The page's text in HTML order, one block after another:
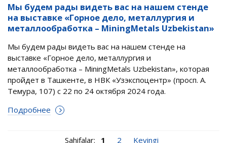
Мы будем рады видеть вас на нашем стенде
на выставке «Горное дело, металлургия и
металлообработка – MiningMetals Uzbekistan»
Мы будем рады видеть вас на нашем стенде на
выставке «Горное дело, металлургия и
металлообработка – MiningMetals Uzbekistan», которая
пройдет в Ташкенте, в НВК «Узэкспоцентр» (просп. А.
Темура, 107) с 22 по 24 октября 2024 года.
Подробнее
Sahifalar: 1 2 Keyingi